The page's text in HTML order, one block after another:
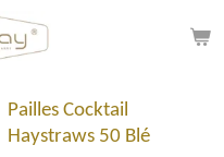
Pailles Cocktail
Haystraws 50 Blé